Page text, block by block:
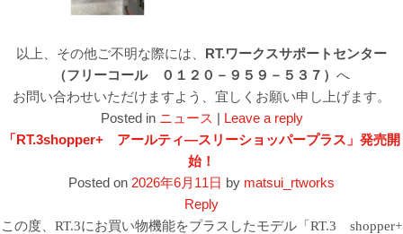
以上、その他ご不明な際には、 RT.ワークスサポートセンター
（フリーコール ０１２０－９５９－５３７） へ
お問い合わせいただけますよう、宜しくお願い申し上げます。
Posted in ニュース | Leave a reply
「RT.3shopper+ アールティ―スリーショッパープラス」発売開
始！
Posted on 2026年6月11日 by matsui_rtworks
Reply
この度、RT.3にお買い物機能をプラスしたモデル「RT.3 shopper+